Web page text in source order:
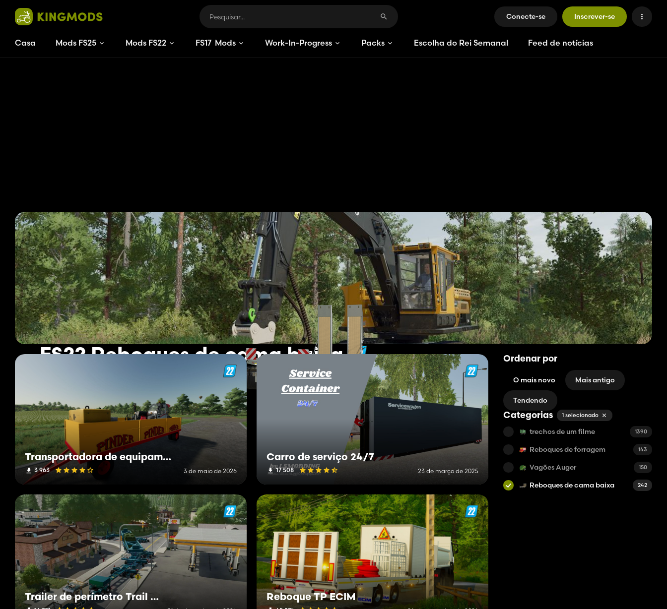
Conecte-se Inscrever-se
Casa Mods FS25 Mods FS22 FS17 Mods Work-In-Progress Packs Escolha do Rei Semanal Feed de notícias
FS22 Reboques de cama baixa
Transportadora de equipamentos Pinder
3 963 3 de maio de 2026
Carro de serviço 24/7
17 508 23 de março de 2025
Trailer de perímetro Trail King Reboque TP ECIM
Ordenar por
O mais novo Mais antigo
Tendendo
Categorias 1 selecionado
trechos de um filme 1390
Reboques de forragem 143
Vagões Auger 150
Reboques de cama baixa 242